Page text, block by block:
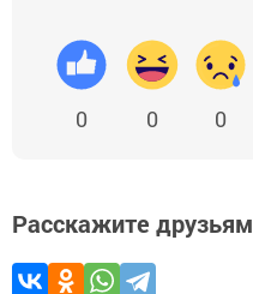
0 0 0
Расскажите друзьям